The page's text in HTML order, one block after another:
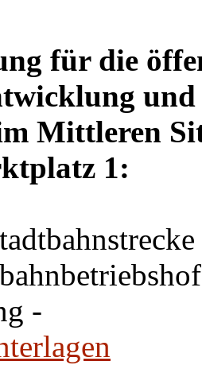
für die
und
Mittleren
1:
-